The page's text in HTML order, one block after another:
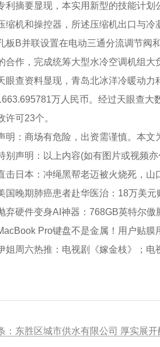
要显现，本实用新型的技能计划
缩机和操控器，所述压缩机出口与
板B并联设置在电动三通分流调节阀
合作，完成统筹大型水冷空调机组大
资料显现，青岛北冰洋冷暖动力
万人民币。经过天眼查
许可23个。
商场有危险，出资需谨慎。本文
明：以上内容(如有图片或视频亦
日本：冲绳黑帮老迈被火烧死，山
晚期肺癌患者赴华医治：18万美元
硬件变身AI神器：768GB英特尔傲
Pro键盘不是金属！用户贴膜
周六热推：电视剧《嫁金枝》；电
：东胜区城市供水有限公司 厚实展